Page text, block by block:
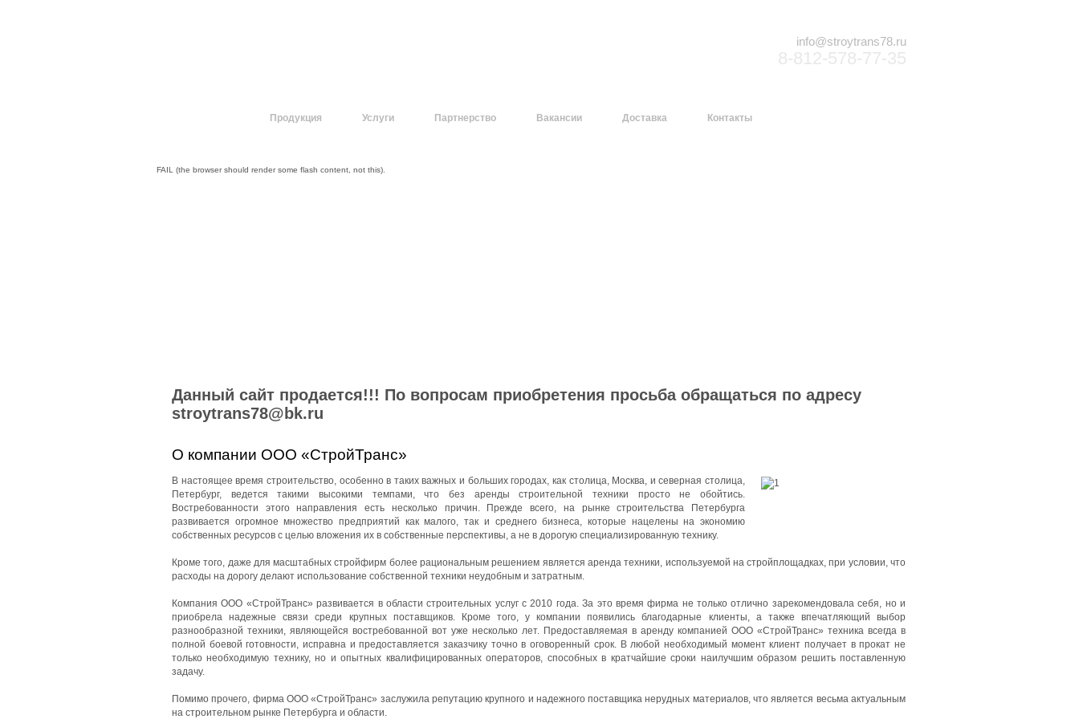
info@stroytrans78.ru
Продукция Услуги Партнерство Вакансии Доставка Контакты
FAIL (the browser should render some flash content, not this).
Данный сайт продается!!! По вопросам приобретения просьба обращаться по адресу
stroytrans78@bk.ru
О компании ООО «СтройТранс»
В настоящее время строительство, особенно в таких важных и больших городах, как столица, Москва, и северная столица,
Петербург, ведется такими высокими темпами, что без аренды строительной техники просто не обойтись.
Востребованности этого направления есть несколько причин. Прежде всего, на рынке строительства Петербурга
развивается огромное множество предприятий как малого, так и среднего бизнеса, которые нацелены на экономию
собственных ресурсов с целью вложения их в собственные перспективы, а не в дорогую специализированную технику.
Кроме того, даже для масштабных стройфирм более рациональным решением является аренда техники, используемой на стройплощадках, при условии, что
расходы на дорогу делают использование собственной техники неудобным и затратным.
Компания ООО «СтройТранс» развивается в области строительных услуг с 2010 года. За это время фирма не только отлично зарекомендовала себя, но и
приобрела надежные связи среди крупных поставщиков. Кроме того, у компании появились благодарные клиенты, а также впечатляющий выбор
разнообразной техники, являющейся востребованной вот уже несколько лет. Предоставляемая в аренду компанией ООО «СтройТранс» техника всегда в
полной боевой готовности, исправна и предоставляется заказчику точно в оговоренный срок. В любой необходимый момент клиент получает в прокат не
только необходимую технику, но и опытных квалифицированных операторов, способных в кратчайшие сроки наилучшим образом решить поставленную
задачу.
Помимо прочего, фирма ООО «СтройТранс» заслужила репутацию крупного и надежного поставщика нерудных материалов, что является весьма актуальным
на строительном рынке Петербурга и области.